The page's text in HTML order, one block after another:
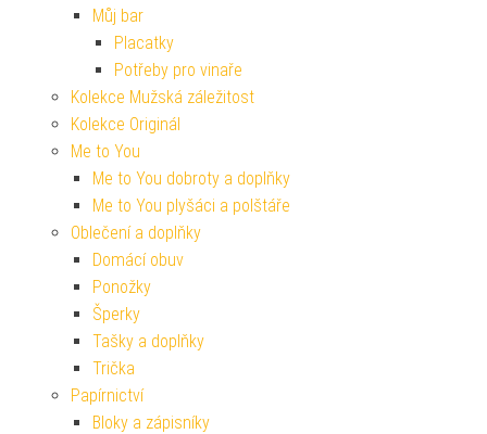
Můj bar
Placatky
Potřeby pro vinaře
Kolekce Mužská záležitost
Kolekce Originál
Me to You
Me to You dobroty a doplňky
Me to You plyšáci a polštáře
Oblečení a doplňky
Domácí obuv
Ponožky
Šperky
Tašky a doplňky
Trička
Papírnictví
Bloky a zápisníky